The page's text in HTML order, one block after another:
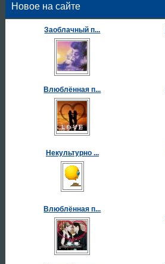
Новое на сайте
Заоблачный п...
Влюблённая п...
Некультурно ...
Влюблённая п...